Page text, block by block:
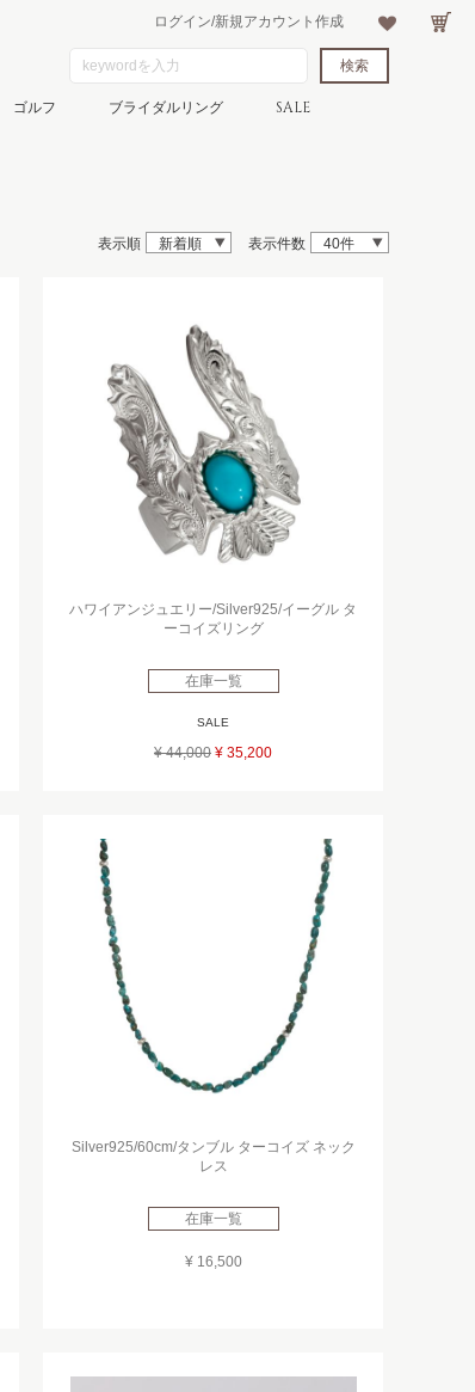
ゴルフ ブライダルリング SALE
表示順 新着順 表示件数 40件
ハワイアンジュエリー/Silver925/イーグル タ
ーコイズリング
在庫一覧
SALE
¥ 44,000 ¥ 35,200
Silver925/60cm/タンブル ターコイズ ネック
レス
在庫一覧
¥ 16,500
ログイン/新規アカウント作成